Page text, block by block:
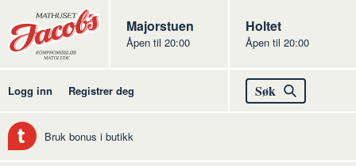
Butikker
Jacobs
Majorstuen
Åpen til 20:00
Jacobs
Holtet
Åpen til 20:00
Logg inn Registrer deg Søk
Bruk bonus i butikk